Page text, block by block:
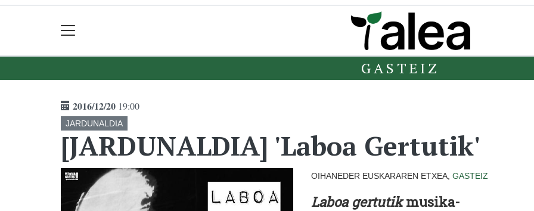
GASTEIZ
2016/12/20 19:00
JARDUNALDIA
[JARDUNALDIA] 'Laboa Gertutik'
OIHANEDER EUSKARAREN ETXEA, GASTEIZ
Laboa gertutikmusika-